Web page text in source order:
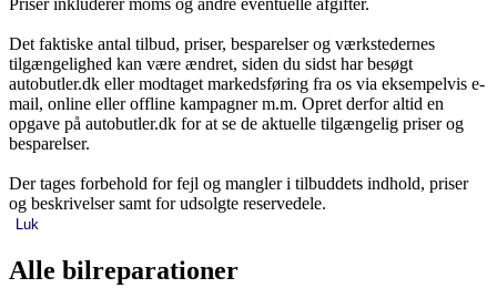
Det faktiske antal tilbud, priser, besparelser og værkstedernes
tilgængelighed kan være ændret, siden du sidst har besøgt
autobutler.dk eller modtaget markedsføring fra os via eksempelvis e-
mail, online eller offline kampagner m.m. Opret derfor altid en
opgave på autobutler.dk for at se de aktuelle tilgængelig priser og
besparelser.
Der tages forbehold for fejl og mangler i tilbuddets indhold, priser
og beskrivelser samt for udsolgte reservedele.
Luk
Alle bilreparationer